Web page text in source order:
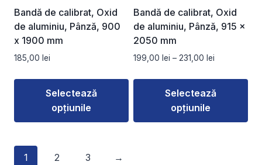
fi
alese
în
produsului.
fi
alese
în
produsului.
Bandă de calibrat, Oxid
de aluminiu, Pânză, 900
x 1900 mm
185,00 lei
Selectează
opțiunile
produs
are
Bandă de calibrat, Oxid
de aluminiu, Pânză, 915 x
2050 mm
199,00 lei – 231,00 lei
prețuri:
199,00 lei
Selectează
opțiunile
1 2 3 →